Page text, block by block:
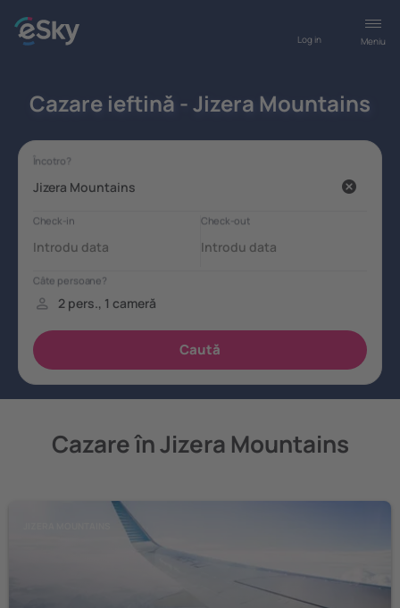
Meniu
Log in
Cazare ieftină - Jizera Mountains
Cazare în Jizera Mountains